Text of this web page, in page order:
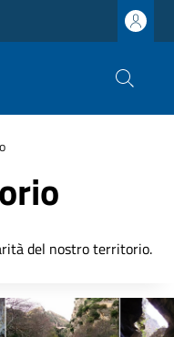
del nostro territorio.